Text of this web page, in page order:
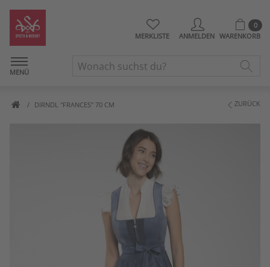
MERKLISTE ANMELDEN
0
WARENKORB
MENÜ
DIRNDL "FRANCES" 70 CM ZURÜCK
Artikelbilder überspringen